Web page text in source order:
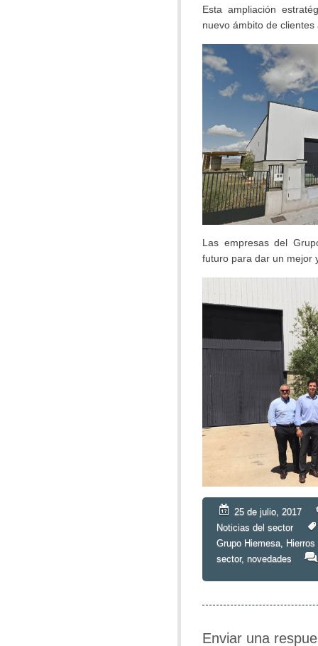
Esta ampliación
nuevo ámbito de clientes
Las empresas del
futuro para dar un mejor
25 de julio, 2017
Noticias del sector
Grupo Hiemesa,
sector, novedades
Enviar una